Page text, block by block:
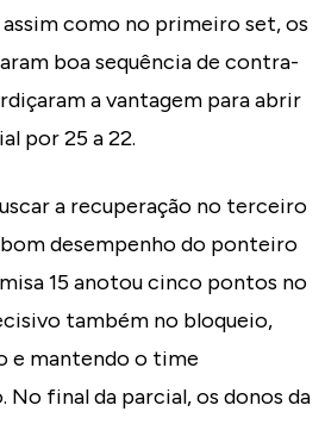
como no primeiro set, os
boa sequência de contra-
a vantagem para abrir
por 25 a 22.
a recuperação no terceiro
desempenho do ponteiro
15 anotou cinco pontos no
também no bloqueio,
e mantendo o time
No final da parcial, os donos da